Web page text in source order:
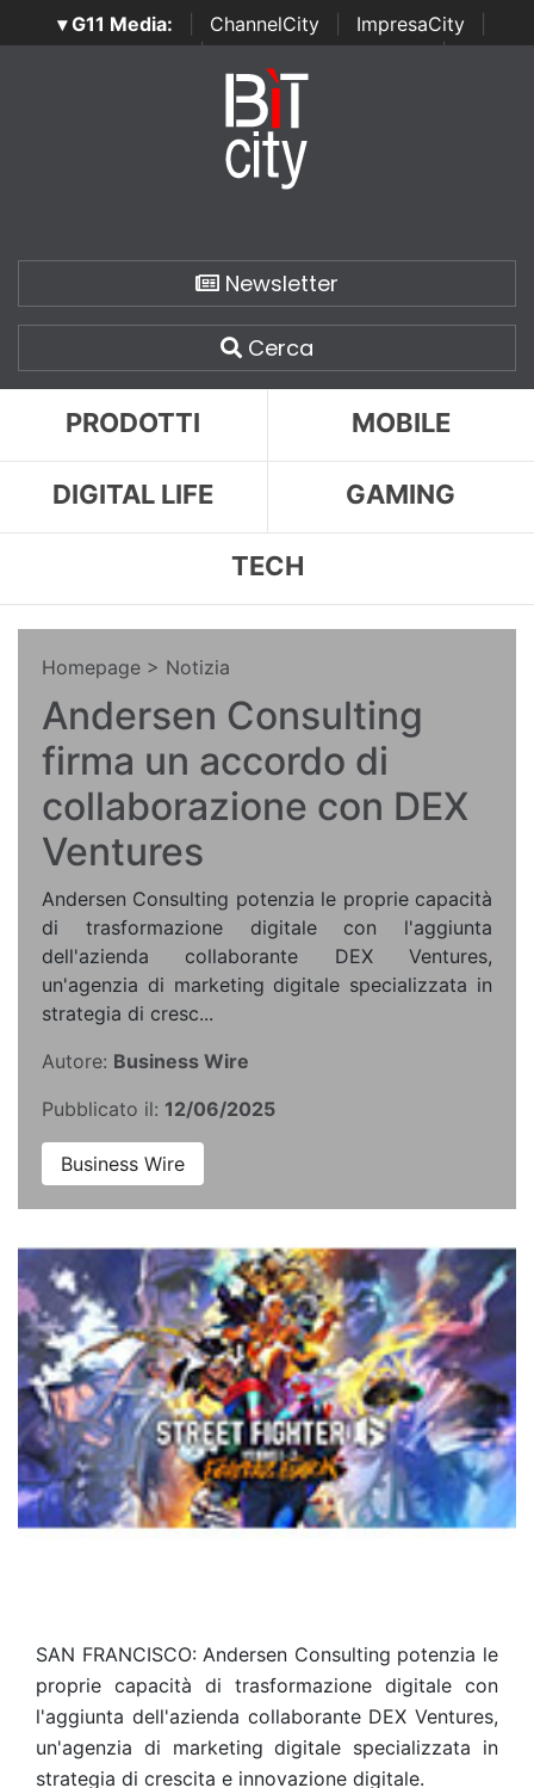
▾ G11 Media: ChannelCity ImpresaCity
SecurityOpenLab | Italian Channel Awards | Italian
Italian Security Awards
Newsletter
Cerca
PRODOTTI MOBILE
DIGITAL LIFE GAMING
TECH
Homepage > Notizia
Andersen Consulting
firma un accordo di
collaborazione con DEX
Ventures
Andersen Consulting potenzia le proprie capacità
di trasformazione digitale con l'aggiunta
dell'azienda collaborante DEX Ventures,
un'agenzia di marketing digitale specializzata in
strategia di cresc...
Autore: Business Wire
Pubblicato il: 12/06/2025
Business Wire
SAN FRANCISCO: Andersen Consulting potenzia le
proprie capacità di trasformazione digitale con
l'aggiunta dell'azienda collaborante DEX Ventures,
un'agenzia di marketing digitale specializzata in
strategia di crescita e innovazione digitale.